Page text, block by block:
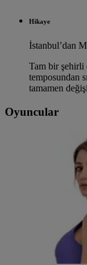
Hikaye
İstanbul’dan
Tam bir şehirli
temposundan
tamamen
Oyuncular